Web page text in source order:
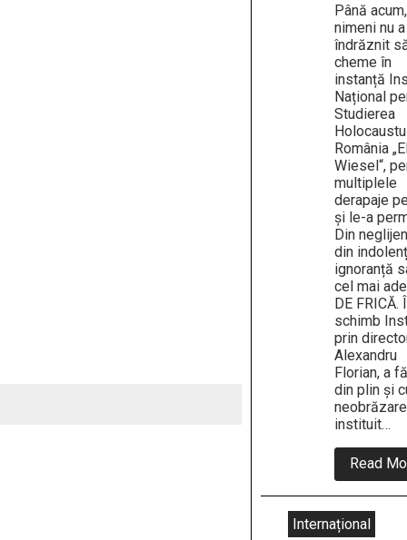
Până acum,
nimeni nu a
îndrăznit
cheme în
instanță
Național
Studierea
România
Wiesel“,
multiplele
derapaje
și le-a
Din
din
ignoranță
cel mai
DE FRICĂ.
schimb
prin
Alexandru
Florian, a
din plin și
instituit…
Read
Internațional